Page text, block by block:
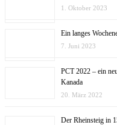
1. Oktober 2023
Ein langes
7. Juni 2023
PCT 2022 – ein
Kanada
20. März 2022
Der Rheinsteig in